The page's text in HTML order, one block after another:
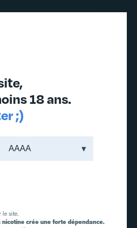
18 ans.
;)
le site.
crée une forte dépendance.
NOS
MENTHE POLAIRE (PACK DE 2)
Blu
BLU MARQUE :